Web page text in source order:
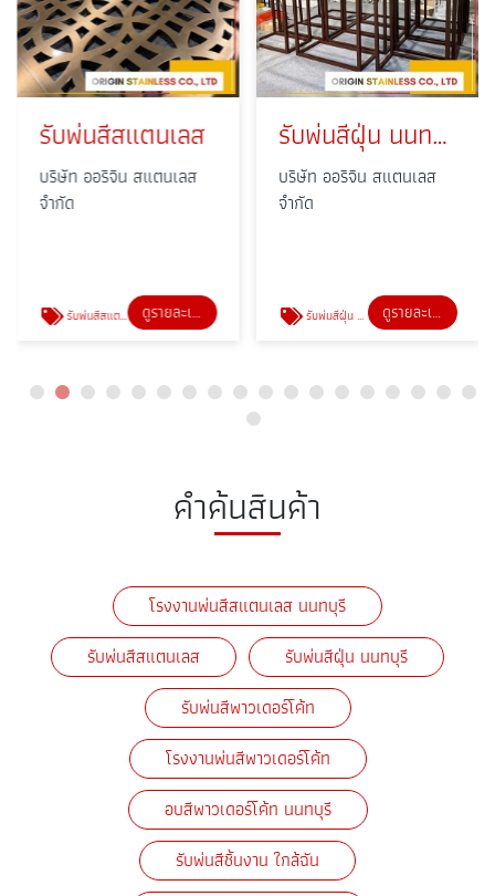
รับพ่นสีสแตนเลส
บริษัท ออริจิน สแตนเลส
จำกัด
รับพ่นสีสแตนเลส ดูรายละเอียด
รับพ่นสีฝุ่น นนทบุรี
บริษัท ออริจิน สแตนเลส
จำกัด
รับพ่นสีฝุ่น นนทบุรี ดูรายละเอียด
คำค้นสินค้า
โรงงานพ่นสีสแตนเลส นนทบุรี
รับพ่นสีสแตนเลส
รับพ่นสีฝุ่น นนทบุรี
รับพ่นสีพาวเดอร์โค้ท
โรงงานพ่นสีพาวเดอร์โค้ท
อบสีพาวเดอร์โค้ท นนทบุรี
รับพ่นสีชิ้นงาน ใกล้ฉัน